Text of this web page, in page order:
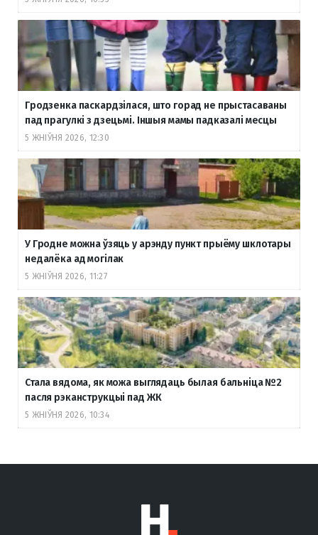
Гродзенка паскардзілася, што горад не прыстасаваны
пад прагулкі з дзецьмі. Іншыя мамы падказалі месцы
5 ЖНІЎНЯ 2026, 12:30
У Гродне можна ўзяць у арэнду пункт прыёму шклотары
недалёка ад могілак
5 ЖНІЎНЯ 2026, 11:27
Стала вядома, як можа выглядаць былая бальніца №2
пасля рэканструкцыі пад ЖК
5 ЖНІЎНЯ 2026, 10:34